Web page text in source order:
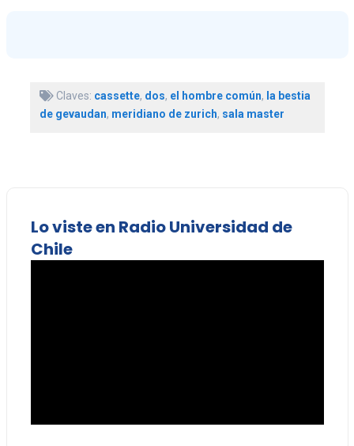
Claves: cassette, dos, el hombre común, la bestia
de gevaudan, meridiano de zurich, sala master
Lo viste en Radio Universidad de
Chile